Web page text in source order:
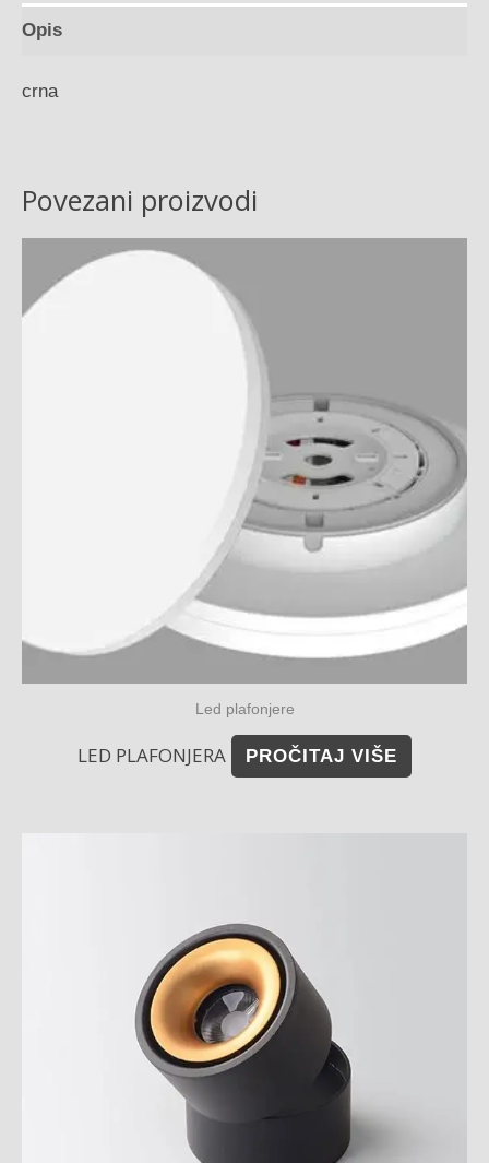
Opis
crna
Povezani proizvodi
Led plafonjere
LED PLAFONJERA PROČITAJ VIŠE